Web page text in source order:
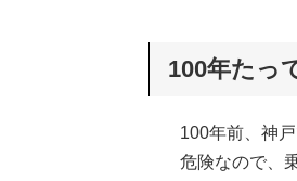
100年たっ
100年前、神
危険なので、